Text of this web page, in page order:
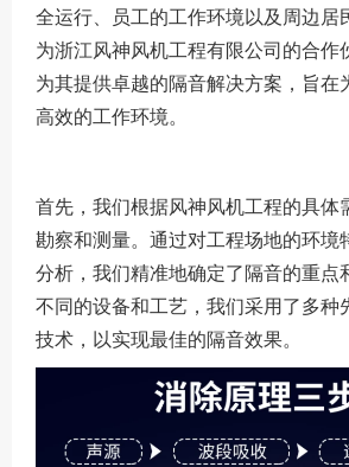
全运行、员工的工作环境以及周边居
为浙江风神风机工程有限公司的合作
为其提供卓越的隔音解决方案，旨在
高效的工作环境。
首先，我们根据风神风机工程的具体
勘察和测量。通过对工程场地的环境
分析，我们精准地确定了隔音的重点
不同的设备和工艺，我们采用了多种
技术，以实现最佳的隔音效果。